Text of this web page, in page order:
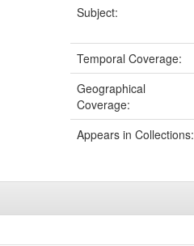
Subject:
Temporal Coverage:
Geographical
Coverage:
Appears in Collections: